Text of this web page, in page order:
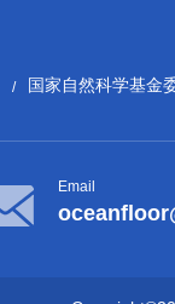
/
国家自然科学基金
Email